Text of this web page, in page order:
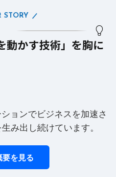
動かす技術」を胸に
STORY
ョンでビジネスを加速さ
み出し続けています。
を見る